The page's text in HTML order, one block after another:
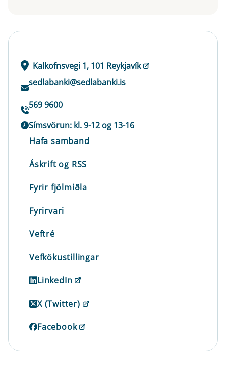
Kalkofnsvegi 1, 101 Reykjavík
sedlabanki@sedlabanki.is
569 9600
Símsvörun: kl. 9-12 og 13-16
Hafa samband
Áskrift og RSS
Fyrir fjölmiðla
Fyrirvari
Veftré
Vefkökustillingar
LinkedIn
X (Twitter)
Facebook